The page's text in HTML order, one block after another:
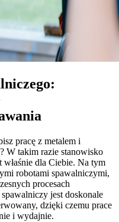
pracę z metalem i
W takim razie stanowisko
właśnie dla Ciebie. Na tym
robotami spawalniczymi,
procesach
jest doskonale
dzięki czemu prace
i wydajnie.